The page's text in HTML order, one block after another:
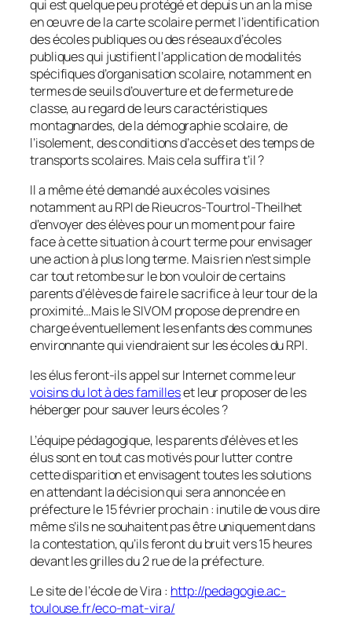
qui est quelque peu protégé et depuis un an la mise
en œuvre de la carte scolaire permet l’identification
des écoles publiques ou des réseaux d’écoles
publiques qui justifient l’application de modalités
spécifiques d’organisation scolaire, notamment en
termes de seuils d’ouverture et de fermeture de
classe, au regard de leurs caractéristiques
montagnardes, de la démographie scolaire, de
l’isolement, des conditions d’accès et des temps de
transports scolaires. Mais cela suffira t’il ?
Il a même été demandé aux écoles voisines
notamment au RPI de Rieucros-Tourtrol-Theilhet
d’envoyer des élèves pour un moment pour faire
face à cette situation à court terme pour envisager
une action à plus long terme. Mais rien n’est simple
car tout retombe sur le bon vouloir de certains
parents d’élèves de faire le sacrifice à leur tour de la
proximité…Mais le SIVOM propose de prendre en
charge éventuellement les enfants des communes
environnante qui viendraient sur les écoles du RPI.
les élus feront-ils appel sur Internet comme leur
voisins du lot à des familleset leur proposer de les
héberger pour sauver leurs écoles ?
L’équipe pédagogique, les parents d’élèves et les
élus sont en tout cas motivés pour lutter contre
cette disparition et envisagent toutes les solutions
en attendant la décision qui sera annoncée en
préfecture le 15 février prochain : inutile de vous dire
même s’ils ne souhaitent pas être uniquement dans
la contestation, qu’ils feront du bruit vers 15 heures
devant les grilles du 2 rue de la préfecture.
Le site de l’école de Vira : http://pedagogie.ac-
toulouse.fr/eco-mat-vira/